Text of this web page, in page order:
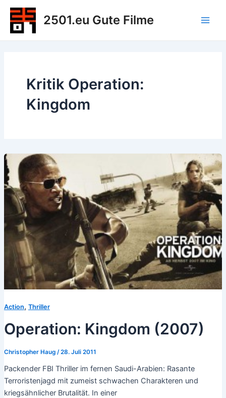
Zum
Inhalt
springen
2501.eu Gute Filme
Kritik Operation:
Kingdom
Action, Thriller
Operation: Kingdom (2007)
Christopher Haug /28. Juli 2011
Packender FBI Thriller im fernen Saudi-Arabien: Rasante
Terroristenjagd mit zumeist schwachen Charakteren und
kriegsähnlicher Brutalität. In einer